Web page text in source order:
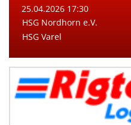
25.04.2026 17:30
HSG Nordhorn e.V.
HSG Varel